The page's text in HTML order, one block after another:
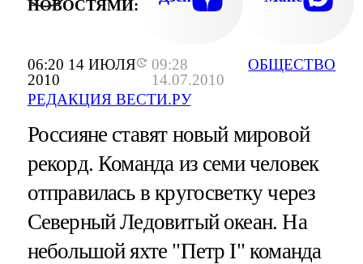
06:20 14 ИЮЛЯ
2010
09:28
14.07.2010
РЕДАКЦИЯ ВЕСТИ.РУ
ОБЩЕСТВО
НОВОСТЯМИ:
Россияне ставят новый мировой
рекорд. Команда из семи человек
отправилась в кругосветку через
Северный Ледовитый океан. На
небольшой яхте "Петр I" команда